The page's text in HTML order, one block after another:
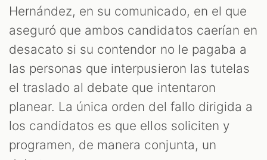
Hernández, en su comunicado, en el que
aseguró que ambos candidatos caerían en
desacato si su contendor no le pagaba a
las personas que interpusieron las tutelas
el traslado al debate que intentaron
planear. La única orden del fallo dirigida a
los candidatos es que ellos soliciten y
programen, de manera conjunta, un